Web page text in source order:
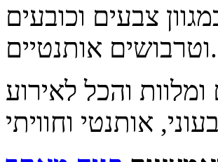
צבעים וכובעים
וטרבושים אותנטיים.
והכל לאירוע